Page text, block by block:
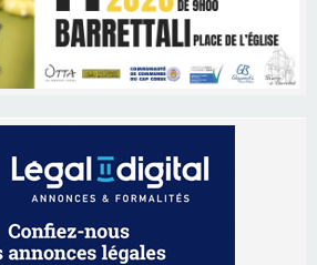
Curtinesi le 13 septembre